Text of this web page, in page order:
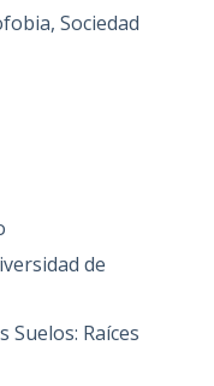
Sociedad
de
Suelos: Raíces